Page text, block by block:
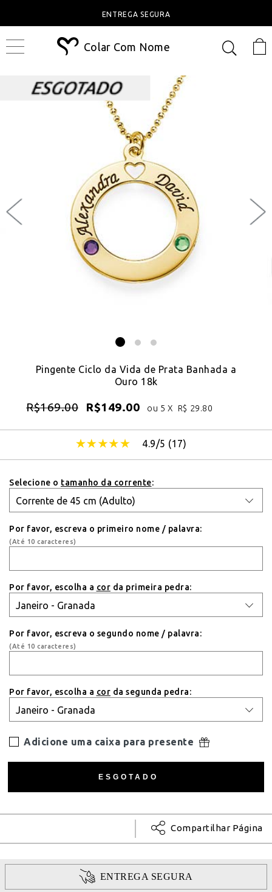
ENTREGA SEGURA
Colar Com Nome
Pingente Ciclo da Vida de Prata Banhada a
Ouro 18k
R$169.00 R$149.00 ou 5 X R$ 29.80
4.9/5 (17)
Selecione o tamanho da corrente:
Por favor, escreva o primeiro nome / palavra:
(Até 10 caracteres)
Por favor, escolha a cor da primeira pedra:
Por favor, escreva o segundo nome / palavra:
(Até 10 caracteres)
Por favor, escolha a cor da segunda pedra:
Adicione uma caixa para presente
Compartilhar Página
ENTREGA SEGURA